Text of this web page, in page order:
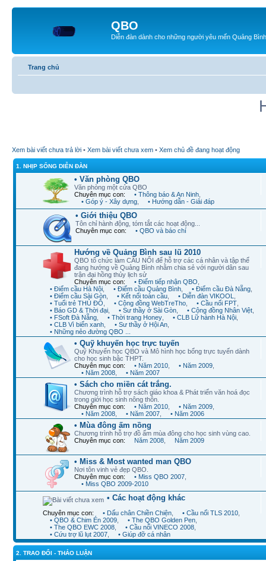
QBO
Diễn đàn dành cho những người yêu mến Quảng Bình
Trang chủ
Xem bài viết chưa trả lời • Xem bài viết chưa xem • Xem chủ đề đang hoạt động
1. NHỊP SỐNG DIỄN ĐÀN
• Văn phòng QBO
Văn phòng một cửa QBO
Chuyên mục con:
• Thông báo & An Ninh
• Góp ý - Xây dựng
• Hướng dẫn - Giải đáp
• Giới thiệu QBO
Tôn chỉ hành động, tóm tắt các hoạt động...
Chuyên mục con:
• QBO và báo chí
Hướng về Quảng Bình sau lũ 2010
QBO tổ chức làm CẦU NỐI để hỗ trợ các cá nhân và tập thể
đang hướng về Quảng Bình nhằm chia sẻ với người dân sau
trận đại hồng thủy lịch sử
Chuyên mục con:
• Điểm tiếp nhận QBO
• Điểm cầu Hà Nội
• Điểm cầu Quảng Bình • Điểm cầu Đà Nẵng
• Điểm cầu Sài Gòn
• Kết nối toàn cầu • Diễn đàn VIKOOL
• Tuổi trẻ THỦ ĐÔ
• Cộng đồng WebTreTho • Cầu nối FPT
• Báo GD & Thời đại
• Sư thầy ở Sài Gòn • Cộng đồng Nhân Việt
• FSoft Đà Nẵng
• Thời trang Honey • CLB Lữ hành Hà Nội
• CLB Vì biển xanh
• Sư thầy ở Hội An
• Những nẻo đường QBO ...
• Quỹ khuyến học trực tuyến
Quỹ Khuyến học QBO và Mô hình học bổng trực tuyến dành
cho học sinh bậc THPT.
Chuyên mục con:
• Năm 2010 • Năm 2009
• Năm 2008
• Năm 2007
• Sách cho miền cát trắng.
Chương trình hỗ trợ sách giáo khoa & Phát triển văn hoá đọc
trong giới học sinh nông thôn.
Chuyên mục con:
• Năm 2010 • Năm 2009
• Năm 2008
• Năm 2007 • Năm 2006
• Mùa đông ấm nồng
Chương trình hỗ trợ đồ ấm mùa đông cho học sinh vùng cao.
Chuyên mục con:
Năm 2008 Năm 2009
• Miss & Most wanted man QBO
Nơi tôn vinh vẻ đẹp QBO.
Chuyên mục con:
• Miss QBO 2007
• Miss QBO 2009-2010
• Các hoạt động khác
Chuyên mục con: • Dấu chân Chiền Chiện • Cầu nối TLS 2010
• QBO & Chim Én 2009
• The QBO Golden Pen
• The QBO EWC 2008
• Cầu nối VINECO 2008
• Cứu trợ lũ lụt 2007
• Giúp đỡ cá nhân
2. TRAO ĐỔI - THẢO LUẬN